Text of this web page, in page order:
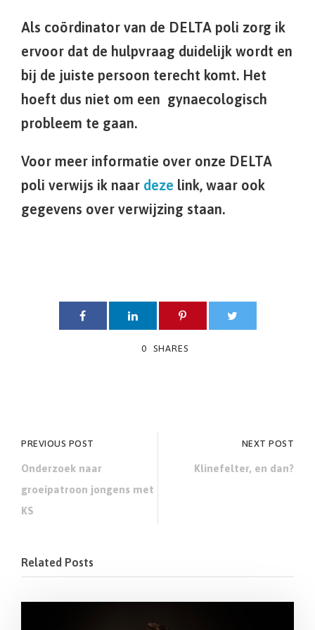
Als coördinator van de DELTA poli zorg ik
ervoor dat de hulpvraag duidelijk wordt en
bij de juiste persoon terecht komt. Het
hoeft dus niet om een gynaecologisch
probleem te gaan.
Voor meer informatie over onze DELTA
poli verwijs ik naar deze link, waar ook
gegevens over verwijzing staan.
0 SHARES
PREVIOUS POST
Onderzoek naar
groeipatroon jongens met
KS
NEXT POST
Klinefelter, en dan?
Related Posts